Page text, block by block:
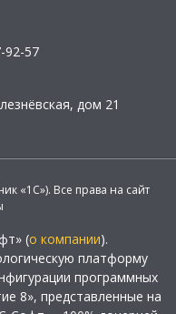
92-57
дом 21
«1С»). Все права на сайт
(о компании).
платформу
программных
8», представленные на